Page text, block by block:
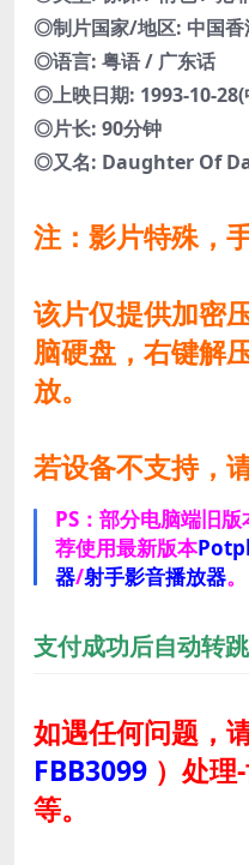
◎制片国家/地区: 中国香
◎语言: 粤语 / 广东话
◎上映日期: 1993-10-28(
◎片长: 90分钟
◎又名: Daughter Of
注：影片特殊，
该片仅提供加密
脑硬盘，右键解
放。
若设备不支持，
PS：部分电脑端旧
荐使用最新版本
器/射手影音播放器。
支付成功后自动转
如遇任何问题，
FBB3099 ） 处理
等。